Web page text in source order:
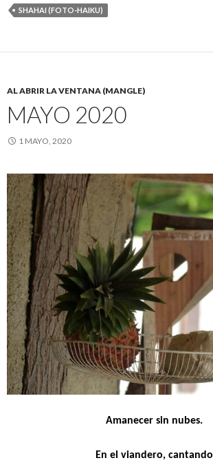
SHAHAI (FOTO-HAIKU)
AL ABRIR LA VENTANA (MANGLE)
MAYO 2020
1 MAYO, 2020
Amanecer sin nubes.
En el viandero, cantando